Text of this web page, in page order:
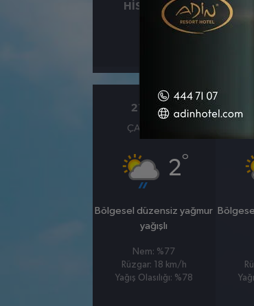
HISSEDILEN
21 OCAK
ÇARŞAMBA
2°
Bölgesel düzensiz yağmur
yağışlı
Nem: %77
Rüzgar: 18 km/h
Yağış Olasılığı: %78